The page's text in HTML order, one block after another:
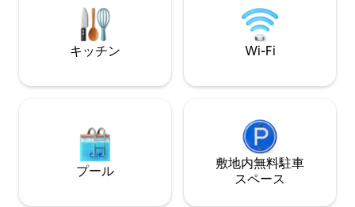
楽しみを満喫できるようになっていま
ーチからのみです
い:)
キッチン Wi-Fi
プール
敷地内無料駐⁠車
ス⁠ペ⁠ー⁠ス